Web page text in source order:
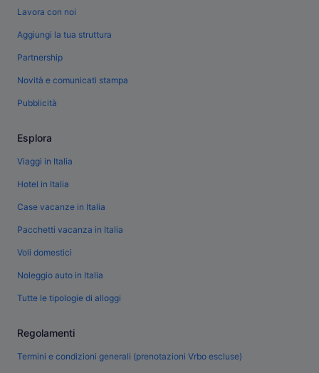
Lavora con noi
Aggiungi la tua struttura
Partnership
Novità e comunicati stampa
Pubblicità
Esplora
Viaggi in Italia
Hotel in Italia
Case vacanze in Italia
Pacchetti vacanza in Italia
Voli domestici
Noleggio auto in Italia
Tutte le tipologie di alloggi
Regolamenti
Termini e condizioni generali (prenotazioni Vrbo escluse)